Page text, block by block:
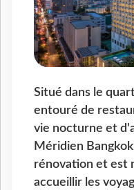
Situé dans le
entouré de
vie nocturne et
Méridien
rénovation et est
accueillir les